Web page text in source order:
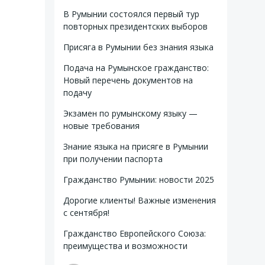
В Румынии состоялся первый тур
повторных президентских выборов
Присяга в Румынии без знания языка
Подача на Румынское гражданство:
Новый перечень документов на
подачу
Экзамен по румынскому языку —
новые требования
Знание языка на присяге в Румынии
при получении паспорта
Гражданство Румынии: новости 2025
Дорогие клиенты! Важные изменения
с сентября!
Гражданство Европейского Союза:
преимущества и возможности